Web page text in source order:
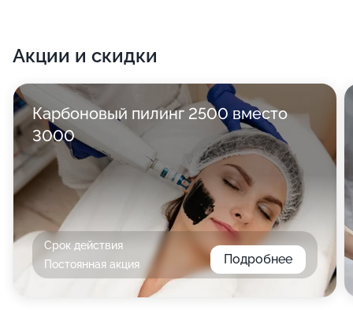
Акции и скидки
Карбоновый пилинг 2500 вместо
3000
Срок действия
Постоянная акция
Подробнее